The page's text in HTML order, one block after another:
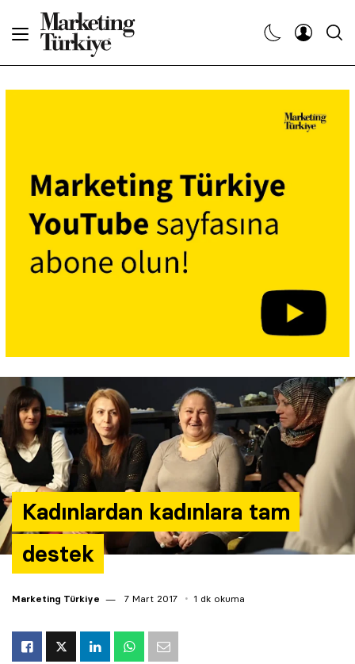
Kadınlardan kadınlara tam
destek
Marketing Türkiye 7 Mart 2017 1 dk okuma
Dergiler
Etkinlikler
Araştırma